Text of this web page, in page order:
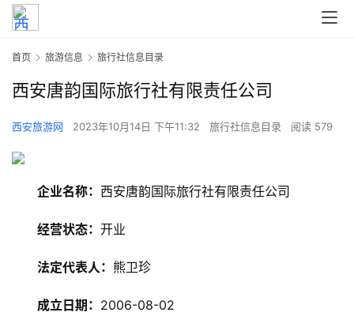
首页 旅游信息 旅行社信息目录
西安唐韵国际旅行社有限责任公司
西安旅游网 2023年10月14日 下午11:32 旅行社信息目录 阅读 579
企业名称： 西安唐韵国际旅行社有限责任公司
经营状态： 开业
法定代表人： 熊卫珍
成立日期： 2006-08-02